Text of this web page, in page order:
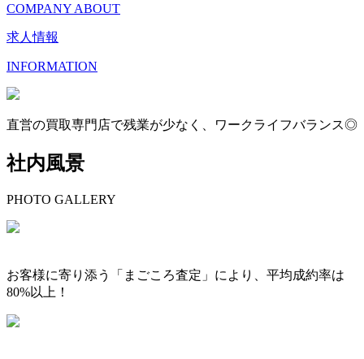
COMPANY ABOUT
求人情報
INFORMATION
直営の買取専門店で残業が少なく、ワークライフバランス◎
社内風景
PHOTO GALLERY
お客様に寄り添う「まごころ査定」により、平均成約率は
80%以上！